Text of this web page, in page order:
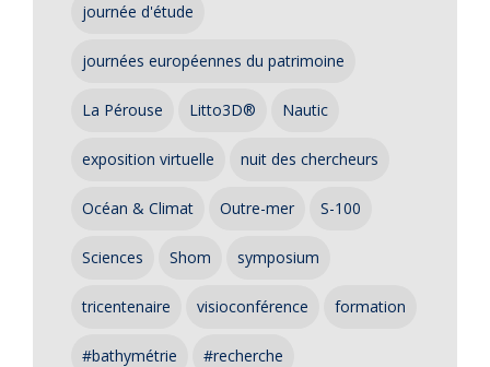
journée d'étude
journées européennes du patrimoine
La Pérouse Litto3D® Nautic
exposition virtuelle nuit des chercheurs
Océan & Climat Outre-mer S-100
Sciences Shom symposium
tricentenaire visioconférence formation
#bathymétrie #recherche